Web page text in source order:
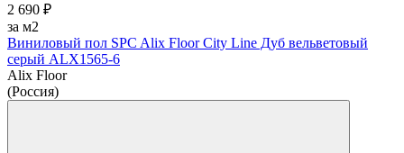
2 690 ₽
за м2
Виниловый пол SPC Alix Floor City Line Дуб вельветовый
серый ALX1565-6
Alix Floor
(Россия)